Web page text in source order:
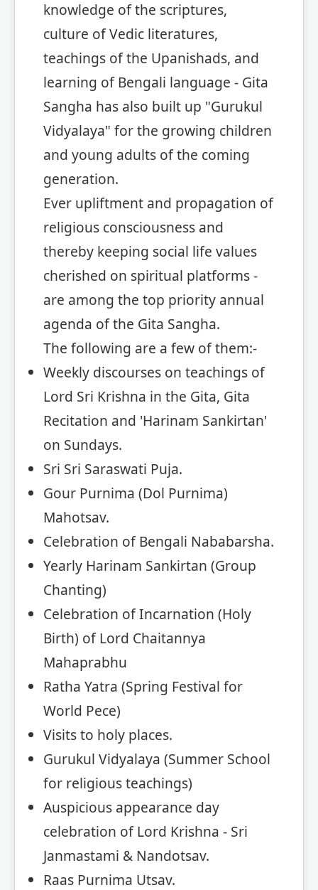
knowledge of the scriptures,
culture of Vedic literatures,
teachings of the Upanishads, and
learning of Bengali language - Gita
Sangha has also built up "Gurukul
Vidyalaya" for the growing children
and young adults of the coming
generation.
Ever upliftment and propagation of
religious consciousness and
thereby keeping social life values
cherished on spiritual platforms -
are among the top priority annual
agenda of the Gita Sangha.
The following are a few of them:-
Weekly discourses on teachings of
Lord Sri Krishna in the Gita, Gita
Recitation and 'Harinam Sankirtan'
on Sundays.
Sri Sri Saraswati Puja.
Gour Purnima (Dol Purnima)
Mahotsav.
Celebration of Bengali Nababarsha.
Yearly Harinam Sankirtan (Group
Chanting)
Celebration of Incarnation (Holy
Birth) of Lord Chaitannya
Mahaprabhu
Ratha Yatra (Spring Festival for
World Pece)
Visits to holy places.
Gurukul Vidyalaya (Summer School
for religious teachings)
Auspicious appearance day
celebration of Lord Krishna - Sri
Janmastami & Nandotsav.
Raas Purnima Utsav.